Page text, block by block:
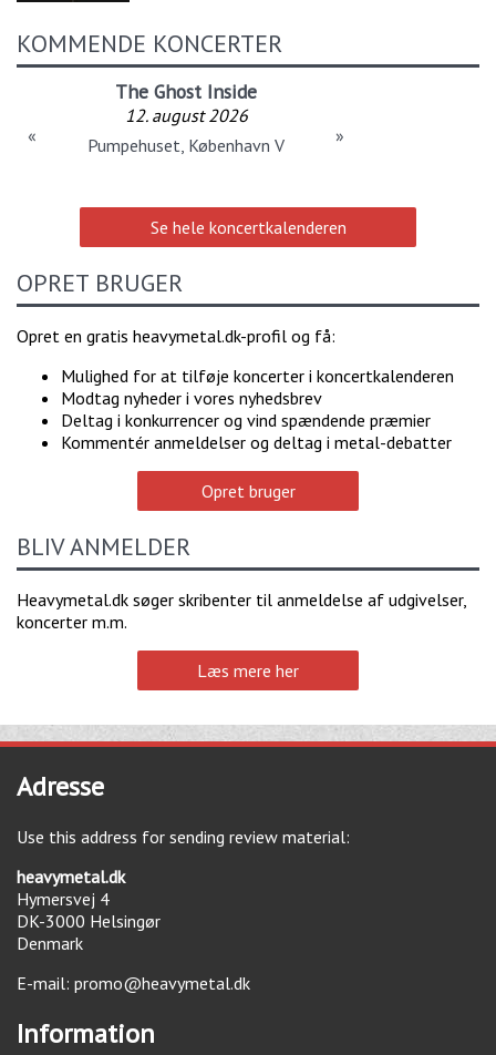
KOMMENDE KONCERTER
The Ghost Inside
12. august 2026
Pumpehuset, København V
« »
Se hele koncertkalenderen
OPRET BRUGER
Opret en gratis heavymetal.dk-profil og få:
Mulighed for at tilføje koncerter i koncertkalenderen
Modtag nyheder i vores nyhedsbrev
Deltag i konkurrencer og vind spændende præmier
Kommentér anmeldelser og deltag i metal-debatter
Opret bruger
BLIV ANMELDER
Heavymetal.dk søger skribenter til anmeldelse af udgivelser,
koncerter m.m.
Læs mere her
Adresse
Use this address for sending review material:
heavymetal.dk
Hymersvej 4
DK-3000 Helsingør
Denmark
E-mail: promo@heavymetal.dk
Information